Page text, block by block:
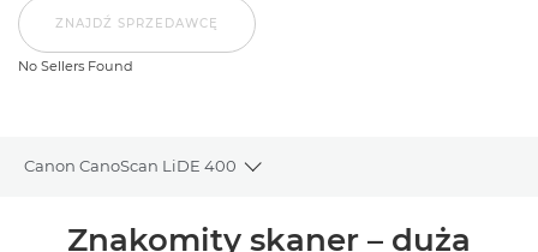
ZNAJDŹ SPRZEDAWCĘ
No Sellers Found
Canon CanoScan LiDE 400
Toggle breadcrumbs
Wprowadzenie
Znakomity skaner – duża